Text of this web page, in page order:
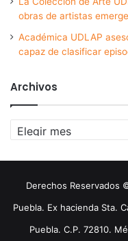
obras de artistas
Académica UDLAP
capaz de clasificar
Archivos
Archivos
Derechos Reservados
Puebla. Ex hacienda Sta.
Puebla. C.P. 72810.